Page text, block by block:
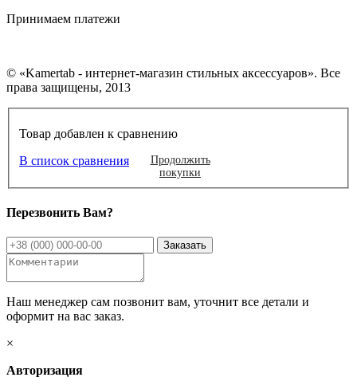
Принимаем платежи
© «Kamertab - интернет-магазин стильных аксессуаров». Все
права защищены, 2013
Товар добавлен к сравнению
В список сравнения
Продолжить
покупки
Перезвонить Вам?
Наш менеджер сам позвонит вам, уточнит все детали и
оформит на вас заказ.
×
Авторизация